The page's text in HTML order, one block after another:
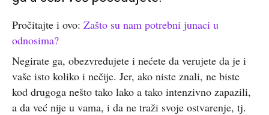
Pročitajte i ovo: Zašto su nam potrebni junaci u
odnosima?
Negirate ga, obezvređujete i nećete da verujete da je i
vaše isto koliko i nečije. Jer, ako niste znali, ne biste
kod drugoga nešto tako lako a tako intenzivno zapazili,
a da već nije u vama, i da ne traži svoje ostvarenje, tj.